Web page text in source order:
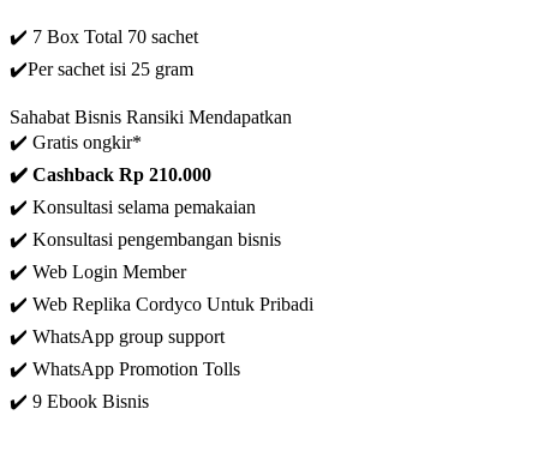
✔️ 7 Box Total 70 sachet
✔️Per sachet isi 25 gram
Sahabat Bisnis Ransiki Mendapatkan
✔️ Gratis ongkir*
✔️ Cashback Rp 210.000
✔️ Konsultasi selama pemakaian
✔️ Konsultasi pengembangan bisnis
✔️ Web Login Member
✔️ Web Replika Cordyco Untuk Pribadi
✔️ WhatsApp group support
✔️ WhatsApp Promotion Tolls
✔️ 9 Ebook Bisnis